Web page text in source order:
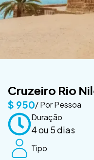
Cruzeiro Rio
$ 950/ Por Pessoa
Duração
4 ou 5 dias
Tipo